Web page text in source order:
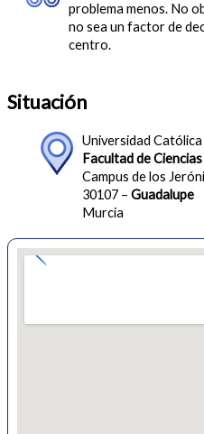
problema menos. No
no sea un factor de
centro.
Situación
Universidad
Facultad de
Campus de los
30107 – Guadalupe
Murcia